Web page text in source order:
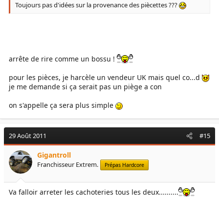
Toujours pas d'idées sur la provenance des piècettes ???
arrête de rire comme un bossu !
pour les pièces, je harcèle un vendeur UK mais quel co...d
je me demande si ça serait pas un piège a con
on s'appelle ça sera plus simple
29 Août 2011 #15
Gigantroll
Franchisseur Extrem. Prépas Hardcore
Va falloir arreter les cachoteries tous les deux..........